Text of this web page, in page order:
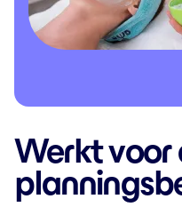
Werkt voor